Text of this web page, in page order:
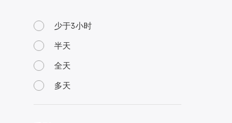
少于3小时
半天
全天
多天